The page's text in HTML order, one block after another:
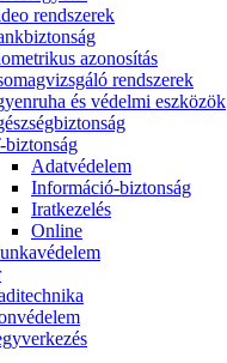
rendszerek
azonosítás
rendszerek
és védelmi eszközök
biztonság
Adatvédelem
Információ-biztonság
Iratkezelés
Online